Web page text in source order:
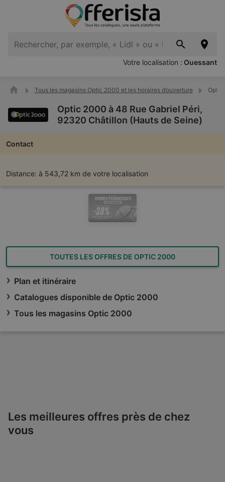
Votre localisation : Ouessant
Tous les magasins Optic 2000 et les horaires d’ouverture Optic
Optic 2000 à 48 Rue Gabriel Péri,
92320 Châtillon (Hauts de Seine)
Contact
Distance: à 543,72 km de votre localisation
TOUTES LES OFFRES DE OPTIC 2000
Plan et itinéraire
Catalogues disponible de Optic 2000
Tous les magasins Optic 2000
Les meilleures offres près de chez
vous